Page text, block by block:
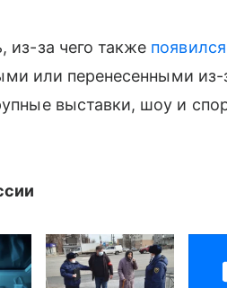
из-за чего также появился
или перенесенными из-
выставки, шоу и